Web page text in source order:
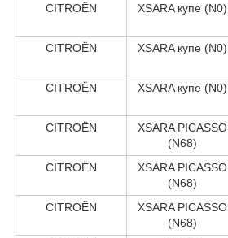
CITROËN
XSARA купе (N0)
CITROËN
XSARA купе (N0)
CITROËN
XSARA купе (N0)
CITROËN
XSARA PICASSO
(N68)
CITROËN
XSARA PICASSO
(N68)
CITROËN
XSARA PICASSO
(N68)